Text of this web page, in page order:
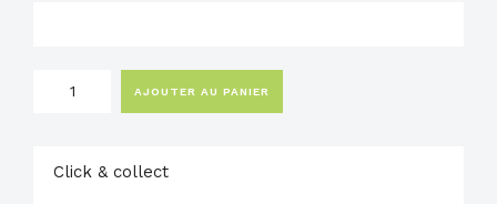
quantité
marbré
AJOUTER AU PANIER
Click & collect